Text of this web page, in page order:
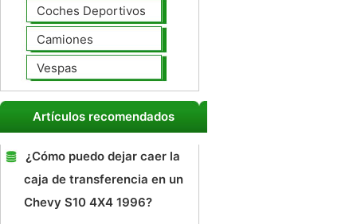
Coches Deportivos
Camiones
Vespas
Artículos recomendados
¿Cómo puedo dejar caer la
caja de transferencia en un
Chevy S10 4X4 1996?